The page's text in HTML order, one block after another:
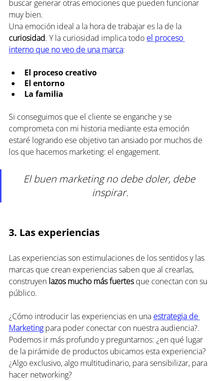
buscar generar otras emociones que pueden funcionar
muy bien.
Una emoción ideal a la hora de trabajar es la de la
curiosidad. Y la curiosidad implica todo el proceso
interno que no veo de una marca:
El proceso creativo
El entorno
La familia
Si conseguimos que el cliente se enganche y se
comprometa con mi historia mediante esta emoción
estaré logrando ese objetivo tan ansiado por muchos de
los que hacemos marketing: el engagement.
El buen marketing no debe doler, debe
inspirar.
3. Las experiencias
Las experiencias son estimulaciones de los sentidos y las
marcas que crean experiencias saben que al crearlas,
construyen lazos mucho más fuertes que conectan con su
público.
¿Cómo introducir las experiencias en una estrategia de
Marketing para poder conectar con nuestra audiencia?.
Podemos ir más profundo y preguntarnos: ¿en qué lugar
de la pirámide de productos ubicamos esta experiencia?
¿Algo exclusivo, algo multitudinario, para sensibilizar, para
hacer networking?